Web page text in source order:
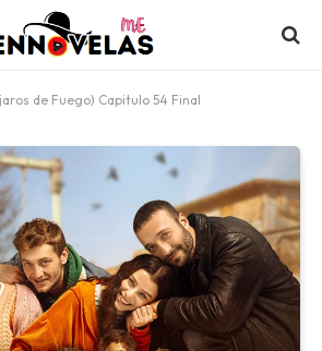
de Fuego) Capitulo 54 Final